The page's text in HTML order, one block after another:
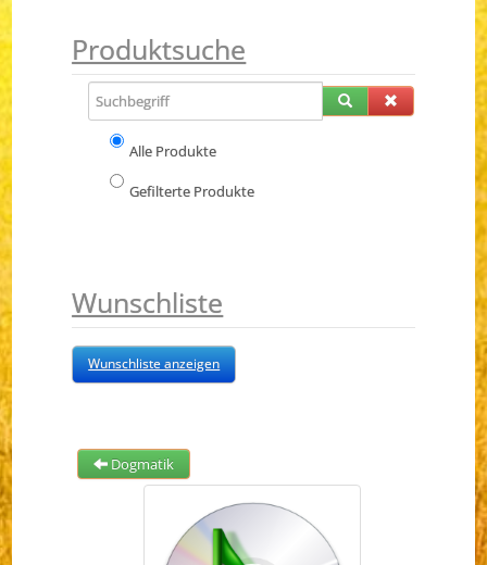
Produktsuche
Alle Produkte
Gefilterte Produkte
Wunschliste
Wunschliste anzeigen
Dogmatik